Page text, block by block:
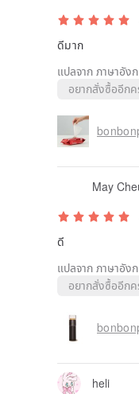
ดีมาก
แปลจาก ภาษาอัง
อยากสั่งซื้ออีกค
May
ดี
แปลจาก ภาษาอัง
อยากสั่งซื้ออีกค
heli